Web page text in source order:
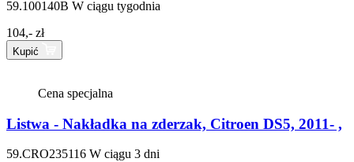
59.100140B W ciągu tygodnia
104,- zł
Kupić
Cena specjalna
Listwa - Nakładka na zderzak, Citroen DS5, 2011- ,
59.CRO235116 W ciągu 3 dni